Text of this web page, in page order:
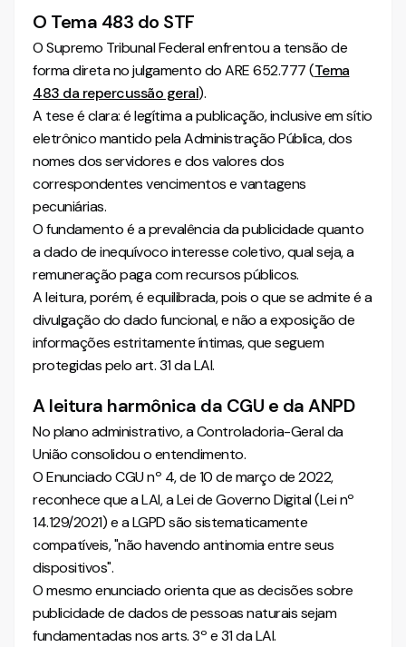
O Tema 483 do STF
O Supremo Tribunal Federal enfrentou a tensão de
forma direta no julgamento do ARE 652.777 (Tema
483 da repercussão geral).
A tese é clara: é legítima a publicação, inclusive em sítio
eletrônico mantido pela Administração Pública, dos
nomes dos servidores e dos valores dos
correspondentes vencimentos e vantagens
pecuniárias.
O fundamento é a prevalência da publicidade quanto
a dado de inequívoco interesse coletivo, qual seja, a
remuneração paga com recursos públicos.
A leitura, porém, é equilibrada, pois o que se admite é a
divulgação do dado funcional, e não a exposição de
informações estritamente íntimas, que seguem
protegidas pelo art. 31 da LAI.
A leitura harmônica da CGU e da ANPD
No plano administrativo, a Controladoria-Geral da
União consolidou o entendimento.
O Enunciado CGU nº 4, de 10 de março de 2022,
reconhece que a LAI, a Lei de Governo Digital (Lei nº
14.129/2021) e a LGPD são sistematicamente
compatíveis, "não havendo antinomia entre seus
dispositivos".
O mesmo enunciado orienta que as decisões sobre
publicidade de dados de pessoas naturais sejam
fundamentadas nos arts. 3º e 31 da LAI.